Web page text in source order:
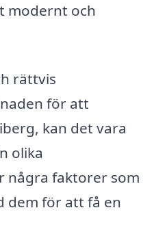
modernt och
rättvis
för att
kan det vara
olika
några faktorer som
dem för att få en